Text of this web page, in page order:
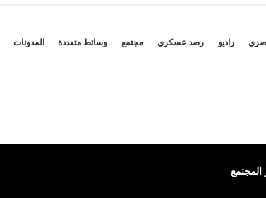
راديو رصد عسكري مجتمع وسائط متعددة المدونات
المجتمع